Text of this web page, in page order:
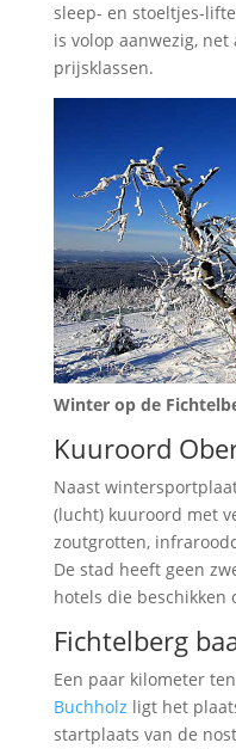
sleep- en stoeltjes-
is volop aanwezig,
prijsklassen.
Winter op de
Kuuroord
Naast
(lucht) kuuroord met
zoutgrotten,
De stad heeft geen
hotels die beschikken
Fichtelberg
Een paar kilometer
Buchholz ligt het
startplaats van de